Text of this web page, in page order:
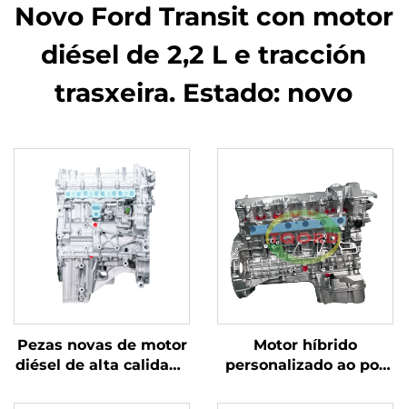
Novo Ford Transit con motor
diésel de 2,2 L e tracción
trasxeira. Estado: novo
Pezas novas de motor
diésel de alta calidade
accesorios
Motor híbrido
personalizado ao por
de 5,5 L 275953 que